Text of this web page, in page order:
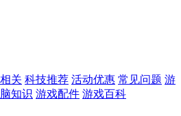
关 科技推荐 活动优惠 常见问题 游
知识 游戏配件 游戏百科